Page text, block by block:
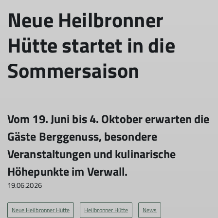
Neue Heilbronner
Hütte startet in die
Sommersaison
Vom 19. Juni bis 4. Oktober erwarten die
Gäste Berggenuss, besondere
Veranstaltungen und kulinarische
Höhepunkte im Verwall.
19.06.2026
Neue Heilbronner Hütte Heilbronner Hütte News